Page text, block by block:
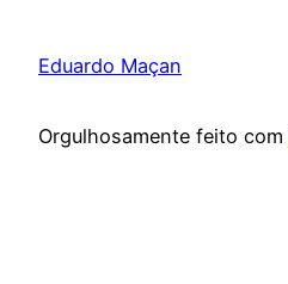
Eduardo Maçan
Orgulhosamente feito com